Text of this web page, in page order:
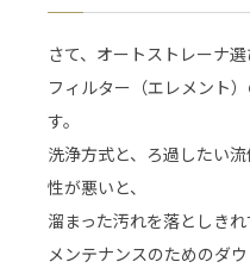
さて、オートストレーナ
フィルター（エレメント
す。
洗浄方式と、ろ過したい
性が悪いと、
溜まった汚れを落としきれ
メンテナンスのためのダ